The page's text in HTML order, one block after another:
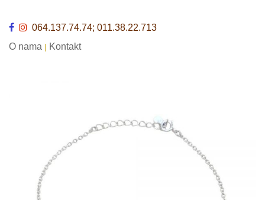
064.137.74.74; 011.38.22.713
O nama | Kontakt